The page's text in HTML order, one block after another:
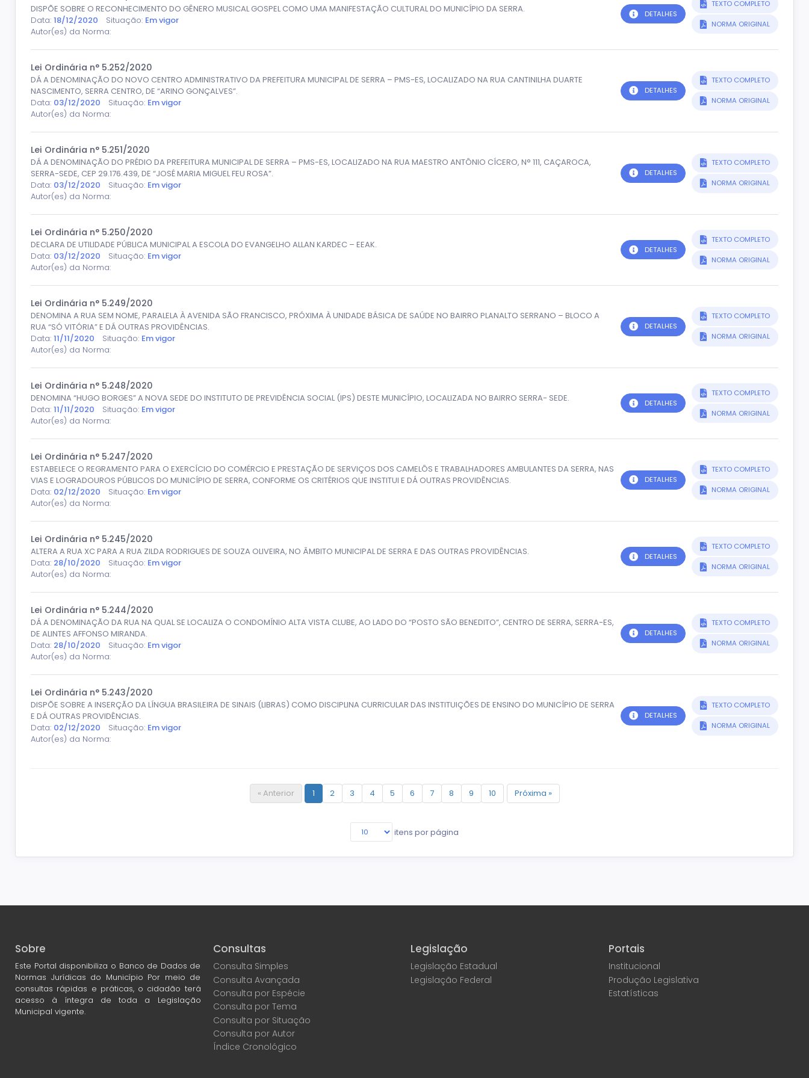
DISPÕE SOBRE O RECONHECIMENTO DO GÊNERO MUSICAL GOSPEL COMO UMA MANIFESTAÇÃO CULTURAL DO MUNICÍPIO DA SERRA.
Data: 18/12/2020 Situação: Em vigor
Autor(es) da Norma:
DETALHES
TEXTO COMPLETO
NORMA ORIGINAL
Lei Ordinária n° 5.252/2020
DÁ A DENOMINAÇÃO DO NOVO CENTRO ADMINISTRATIVO DA PREFEITURA MUNICIPAL DE SERRA – PMS-ES, LOCALIZADO NA RUA CANTINILHA DUARTE
NASCIMENTO, SERRA CENTRO, DE “ARINO GONÇALVES”.
Data: 03/12/2020 Situação: Em vigor
Autor(es) da Norma:
DETALHES
TEXTO COMPLETO
NORMA ORIGINAL
Lei Ordinária n° 5.251/2020
DÁ A DENOMINAÇÃO DO PRÉDIO DA PREFEITURA MUNICIPAL DE SERRA – PMS-ES, LOCALIZADO NA RUA MAESTRO ANTÔNIO CÍCERO, N° 111, CAÇAROCA,
SERRA-SEDE, CEP 29.176.439, DE “JOSÉ MARIA MIGUEL FEU ROSA”.
Data: 03/12/2020 Situação: Em vigor
Autor(es) da Norma:
DETALHES
TEXTO COMPLETO
NORMA ORIGINAL
Lei Ordinária n° 5.250/2020
DECLARA DE UTILIDADE PÚBLICA MUNICIPAL A ESCOLA DO EVANGELHO ALLAN KARDEC – EEAK.
Data: 03/12/2020 Situação: Em vigor
Autor(es) da Norma:
DETALHES
TEXTO COMPLETO
NORMA ORIGINAL
Lei Ordinária n° 5.249/2020
DENOMINA A RUA SEM NOME, PARALELA À AVENIDA SÃO FRANCISCO, PRÓXIMA À UNIDADE BÁSICA DE SAÚDE NO BAIRRO PLANALTO SERRANO – BLOCO A
RUA “SÓ VITÓRIA” E DÁ OUTRAS PROVIDÊNCIAS.
Data: 11/11/2020 Situação: Em vigor
Autor(es) da Norma:
DETALHES
TEXTO COMPLETO
NORMA ORIGINAL
Lei Ordinária n° 5.248/2020
DENOMINA “HUGO BORGES” A NOVA SEDE DO INSTITUTO DE PREVIDÊNCIA SOCIAL (IPS) DESTE MUNICÍPIO, LOCALIZADA NO BAIRRO SERRA- SEDE.
Data: 11/11/2020 Situação: Em vigor
Autor(es) da Norma:
DETALHES
TEXTO COMPLETO
NORMA ORIGINAL
Lei Ordinária n° 5.247/2020
ESTABELECE O REGRAMENTO PARA O EXERCÍCIO DO COMÉRCIO E PRESTAÇÃO DE SERVIÇOS DOS CAMELÔS E TRABALHADORES AMBULANTES DA SERRA, NAS
VIAS E LOGRADOUROS PÚBLICOS DO MUNICÍPIO DE SERRA, CONFORME OS CRITÉRIOS QUE INSTITUI E DÁ OUTRAS PROVIDÊNCIAS.
Data: 02/12/2020 Situação: Em vigor
Autor(es) da Norma:
DETALHES
TEXTO COMPLETO
NORMA ORIGINAL
Lei Ordinária n° 5.245/2020
ALTERA A RUA XC PARA A RUA ZILDA RODRIGUES DE SOUZA OLIVEIRA, NO ÂMBITO MUNICIPAL DE SERRA E DAS OUTRAS PROVIDÊNCIAS.
Data: 28/10/2020 Situação: Em vigor
Autor(es) da Norma:
DETALHES
TEXTO COMPLETO
NORMA ORIGINAL
Lei Ordinária n° 5.244/2020
DÁ A DENOMINAÇÃO DA RUA NA QUAL SE LOCALIZA O CONDOMÍNIO ALTA VISTA CLUBE, AO LADO DO “POSTO SÃO BENEDITO”, CENTRO DE SERRA, SERRA-ES,
DE ALINTES AFFONSO MIRANDA.
Data: 28/10/2020 Situação: Em vigor
Autor(es) da Norma:
DETALHES
TEXTO COMPLETO
NORMA ORIGINAL
Lei Ordinária n° 5.243/2020
DISPÕE SOBRE A INSERÇÃO DA LÍNGUA BRASILEIRA DE SINAIS (LIBRAS) COMO DISCIPLINA CURRICULAR DAS INSTITUIÇÕES DE ENSINO DO MUNICÍPIO DE SERRA
E DÁ OUTRAS PROVIDÊNCIAS.
Data: 02/12/2020 Situação: Em vigor
Autor(es) da Norma:
DETALHES
TEXTO COMPLETO
NORMA ORIGINAL
« Anterior 1 2 3 4 5 6 7 8 9 10 Próxima »
itens por página
Sobre
Este Portal disponibiliza o Banco de Dados de
Normas Jurídicas do Município Por meio de
consultas rápidas e práticas, o cidadão terá
acesso à íntegra de toda a Legislação
Municipal vigente.
Consultas
Consulta Simples
Consulta Avançada
Consulta por Espécie
Consulta por Tema
Consulta por Situação
Consulta por Autor
Índice Cronológico
Legislação
Legislação Estadual
Legislação Federal
Portais
Institucional
Produção Legislativa
Estatísticas